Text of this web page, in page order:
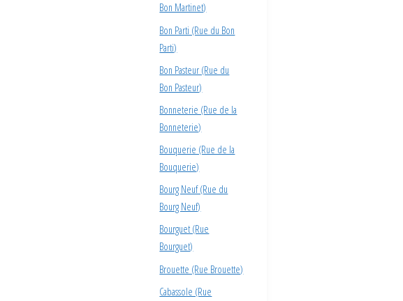
Bon Martinet)
Bon Parti (Rue du Bon
Parti)
Bon Pasteur (Rue du
Bon Pasteur)
Bonneterie (Rue de la
Bonneterie)
Bouquerie (Rue de la
Bouquerie)
Bourg Neuf (Rue du
Bourg Neuf)
Bourguet (Rue
Bourguet)
Brouette (Rue Brouette)
Cabassole (Rue